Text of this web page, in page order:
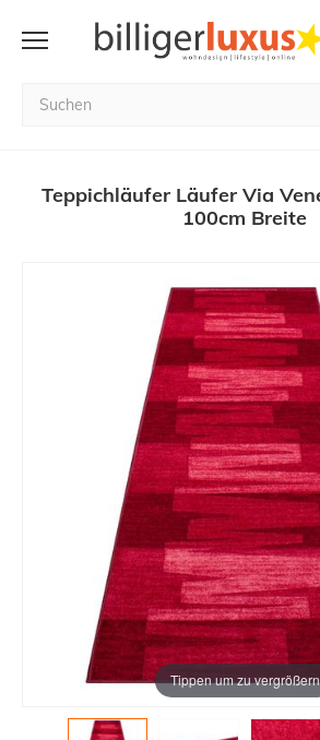
Teppichläufer Läufer Via
100cm Breite
Tippen um zu vergrößern